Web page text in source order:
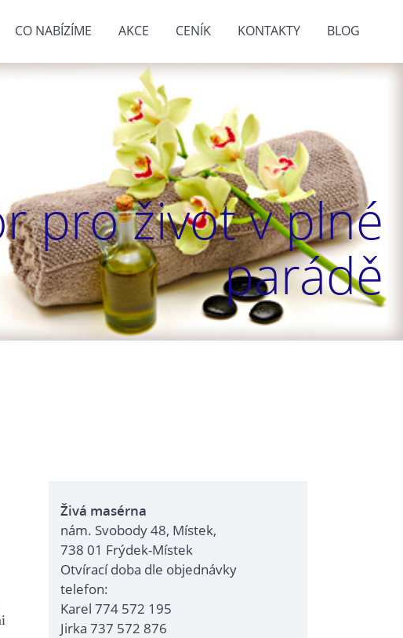
CO NABÍZÍME AKCE CENÍK KONTAKTY BLOG
pro život v plné
parádě
Živá masérna
nám. Svobody 48, Místek,
738 01 Frýdek-Místek
Otvírací doba dle objednávky
telefon:
Karel 774 572 195
Jirka 737 572 876